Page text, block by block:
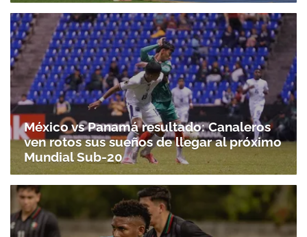
México vs Panamá resultado: Canaleros
ven rotos sus sueños de llegar al próximo
Mundial Sub-20